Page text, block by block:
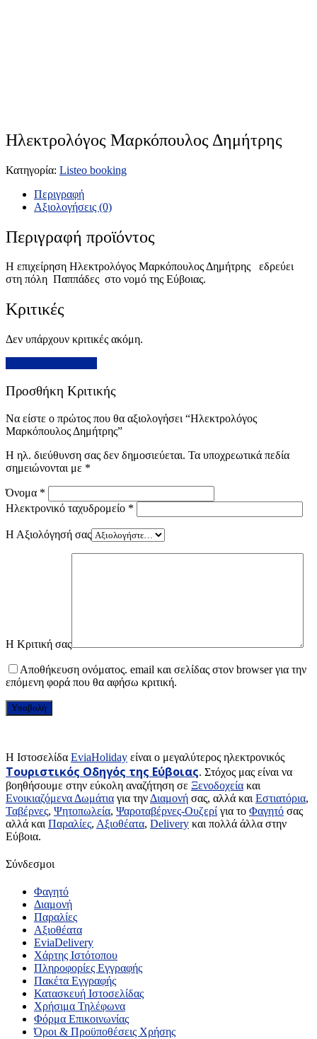
Ηλεκτρολόγος Μαρκόπουλος Δημήτρης
Κατηγορία: Listeo booking
Περιγραφή
Αξιολογήσεις (0)
Περιγραφή προϊόντος
Η επιχείρηση Ηλεκτρολόγος Μαρκόπουλος Δημήτρης εδρεύει
στη πόλη Παππάδες στο νομό της Εύβοιας.
Κριτικές
Δεν υπάρχουν κριτικές ακόμη.
Προσθήκη Κριτικής
Να είστε ο πρώτος που θα αξιολογήσει “Ηλεκτρολόγος
Μαρκόπουλος Δημήτρης”
Η ηλ. διεύθυνση σας δεν δημοσιεύεται. Τα υποχρεωτικά πεδία
σημειώνονται με *
Όνομα *
Ηλεκτρονικό ταχυδρομείο *
Η Αξιολόγησή σας
Η Κριτική σας
Αποθήκευση ονόματος. email και σελίδας στον browser για την
επόμενη φορά που θα αφήσω κριτική.
H Ιστοσελίδα EviaHoliday είναι ο μεγαλύτερος ηλεκτρονικός
Τουριστικός Οδηγός της Εύβοιας. Στόχος μας είναι να
βοηθήσουμε στην εύκολη αναζήτηση σε Ξενοδοχεία και
Ενοικιαζόμενα Δωμάτια για την Διαμονή σας, αλλά και Εστιατόρια,
Ταβέρνες, Ψητοπωλεία, Ψαροταβέρνες-Ουζερί για το Φαγητό σας
αλλά και Παραλίες, Αξιοθέατα, Delivery και πολλά άλλα στην
Εύβοια.
Σύνδεσμοι
Φαγητό
Διαμονή
Παραλίες
Αξιοθέατα
EviaDelivery
Χάρτης Ιστότοπου
Πληροφορίες Εγγραφής
Πακέτα Εγγραφής
Κατασκευή Ιστοσελίδας
Χρήσιμα Τηλέφωνα
Φόρμα Επικοινωνίας
Όροι & Προϋποθέσεις Xρήσης